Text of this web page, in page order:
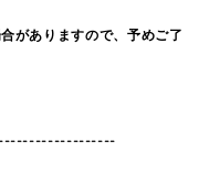
がありますので、予めご了